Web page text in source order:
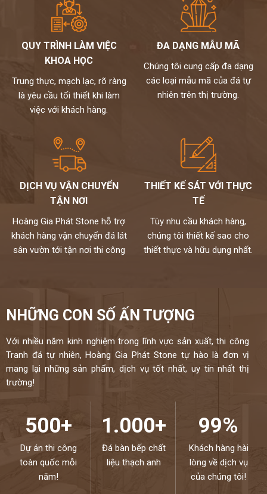
QUY TRÌNH LÀM VIỆC
KHOA HỌC
Trung thực, mạch lạc, rõ ràng
là yêu cầu tối thiết khi làm
việc với khách hàng.
ĐA DẠNG MẪU MÃ
Chúng tôi cung cấp đa dạng
các loại mẫu mã của đá tự
nhiên trên thị trường.
DỊCH VỤ VẬN CHUYỂN
TẬN NƠI
Hoàng Gia Phát Stone hỗ trợ
khách hàng vận chuyển đá lát
sân vườn tới tận nơi thi công
THIẾT KẾ SÁT VỚI THỰC
TẾ
Tùy nhu cầu khách hàng,
chúng tôi thiết kế sao cho
thiết thực và hữu dụng nhất.
NHỮNG CON SỐ ẤN TƯỢNG
Với nhiều năm kinh nghiệm trong lĩnh vực sản xuất, thi công
Tranh đá tự nhiên, Hoàng Gia Phát Stone tự hào là đơn vị
mang lại những sản phẩm, dịch vụ tốt nhất, uy tín nhất thị
trường!
500+
Dự án thi công
toàn quốc mỗi
năm!
1.000+
Đá bàn bếp chất
liệu thạch anh
99%
Khách hàng hài
lòng về dịch vụ
của chúng tôi!